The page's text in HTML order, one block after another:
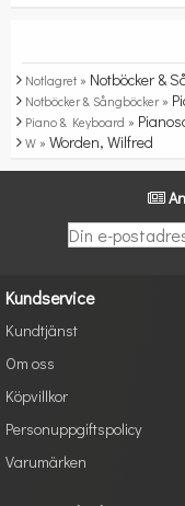
Notlagret » Notböcker &
Notböcker & Sångböcker »
Piano & Keyboard »
W » Worden, Wilfred
Kundservice
Kundtjänst
Om oss
Köpvillkor
Personuppgiftspolicy
Varumärken